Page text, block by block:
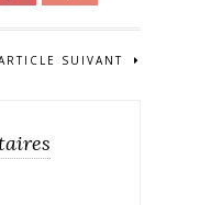
SUIVANT